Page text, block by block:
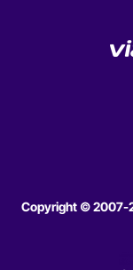
Copyright © 2007-